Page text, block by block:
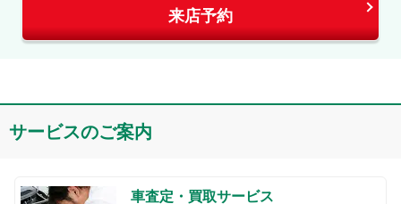
来店予約
サービスのご案内
車査定・買取サービス